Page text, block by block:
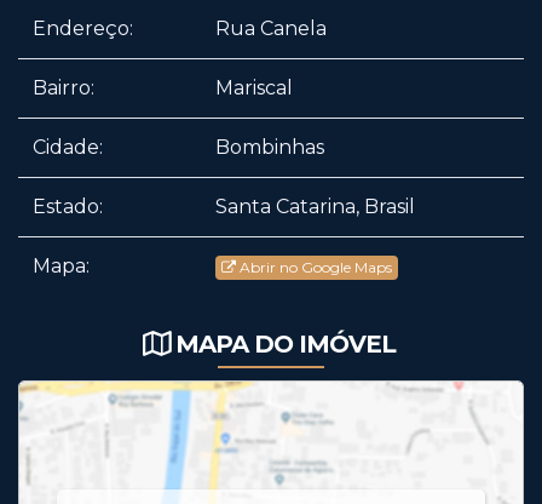
Endereço: Rua Canela
Bairro: Mariscal
Cidade: Bombinhas
Estado: Santa Catarina, Brasil
Mapa: Abrir no Google Maps
MAPA DO IMÓVEL